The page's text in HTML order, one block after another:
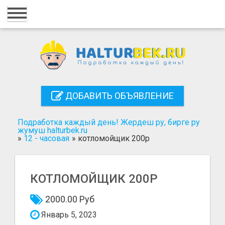
Главная
Регистрация
Поиск
ДОБАВИТЬ ОБЪЯВЛЕНИЕ
Подработка каждый день! Жердеш ру, бирге ру
жумуш halturbek.ru
» 12 - часовая » котломойщик 200р
КОТЛОМОЙЩИК 200Р
2000.00 Руб
Январь 5, 2023